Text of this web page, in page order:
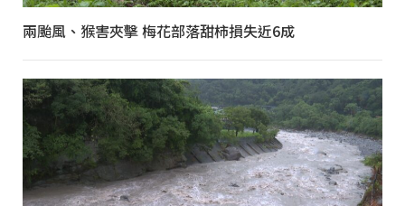
兩颱風、猴害夾擊 梅花部落甜柿損失近6成